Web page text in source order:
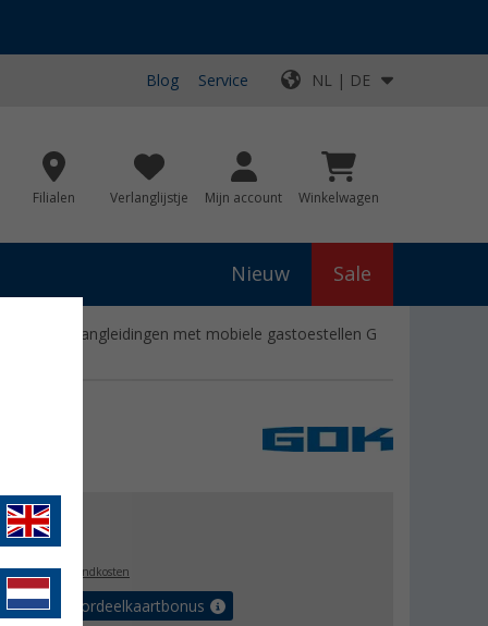
Blog Service NL | DE
Filialen Verlanglijstje Mijn account Winkelwagen
Nieuw Sale
van slangleidingen met mobiele gastoestellen G
BTWplus verzendkosten
tot 5% voordeelkaartbonus